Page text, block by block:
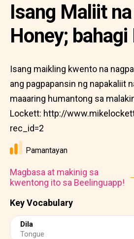
Key Vocabulary
Dila
Tongue
Isang Maliit
Honey; bahagi
Isang maikling kwento na
ang pagpapansin ng napakaliit
maaaring humantong sa
Lockett: http://
rec_id=2
Pamantayan
Magbasa at makinig sa
kwentong ito sa Beelinguapp!